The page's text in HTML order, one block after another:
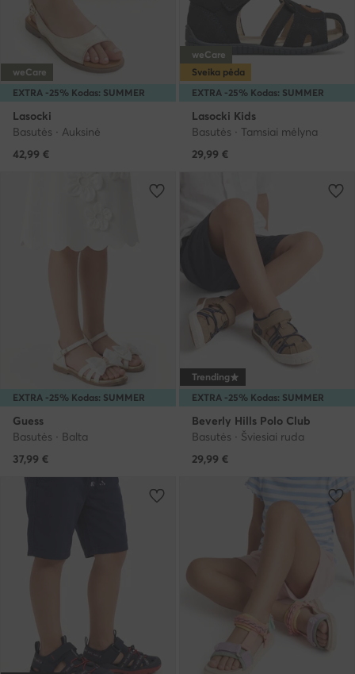
EXTRA -25% Kodas: SUMMER
weCare
Lasocki
Basutės · Auksinė
42,99 €
EXTRA -25% Kodas: SUMMER
weCare
Sveika pėda
Lasocki Kids
Basutės · Tamsiai mėlyna
29,99 €
EXTRA -25% Kodas: SUMMER
Guess
Basutės · Balta
37,99 €
EXTRA -25% Kodas: SUMMER
Trending
Beverly Hills Polo Club
Basutės · Šviesiai ruda
29,99 €